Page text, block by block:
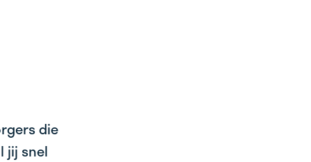
die
jij snel